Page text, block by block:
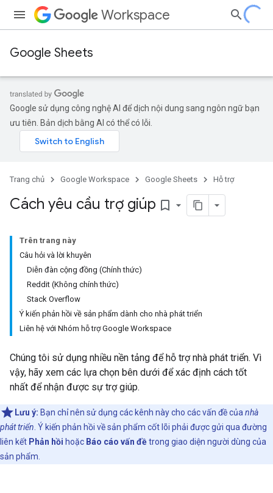
Workspace
Google Sheets
Google sử dụng công nghệ AI để dịch nội dung sang ngôn ngữ bạn
ưu tiên. Bản dịch bằng AI có thể có lỗi.
Trang chủ Google Workspace Google Sheets Hỗ trợ
Cách yêu cầu trợ giúp bookmark_border
Trên trang này
Câu hỏi và lời khuyên
Diễn đàn cộng đồng (Chính thức)
Reddit (Không chính thức)
Stack Overflow
Ý kiến phản hồi về sản phẩm dành cho nhà phát triển
Liên hệ với Nhóm hỗ trợ Google Workspace
Chúng tôi sử dụng nhiều nền tảng để hỗ trợ nhà phát triển. Vì
vậy, hãy xem các lựa chọn bên dưới để xác định cách tốt
nhất để nhận được sự trợ giúp.
Lưu ý: Bạn chỉ nên sử dụng các kênh này cho các vấn đề của nhà
phát triển . Ý kiến phản hồi về sản phẩm cốt lõi phải được gửi qua đường
liên kết Phản hồi hoặc Báo cáo vấn đềtrong giao diện người dùng của
sản phẩm.